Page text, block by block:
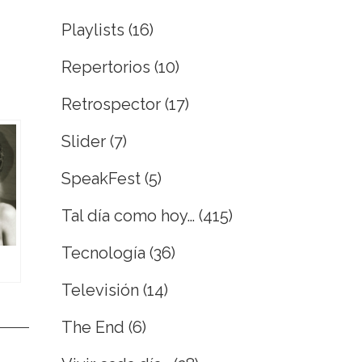
Playlists (16)
Repertorios (10)
Retrospector (17)
Slider (7)
SpeakFest (5)
Tal día como hoy… (415)
Tecnología (36)
Televisión (14)
The End (6)